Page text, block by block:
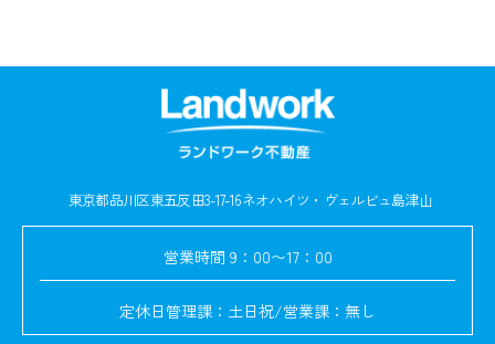
東京都品川区東五反田3-17-16ネオハイツ・ヴェルビュ島津山
営業時間 9：00〜17：00
定休日管理課：土日祝/営業課：無し